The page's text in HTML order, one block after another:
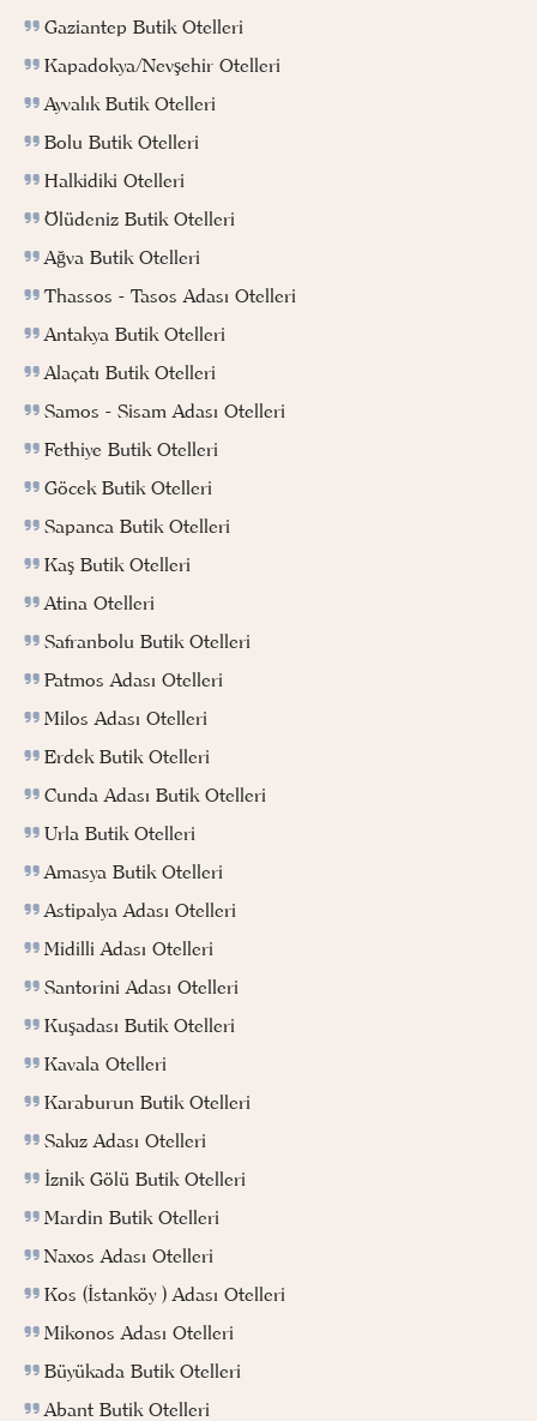
Gaziantep Butik Otelleri
Kapadokya/Nevşehir Otelleri
Ayvalık Butik Otelleri
Bolu Butik Otelleri
Halkidiki Otelleri
Ölüdeniz Butik Otelleri
Ağva Butik Otelleri
Thassos - Tasos Adası Otelleri
Antakya Butik Otelleri
Alaçatı Butik Otelleri
Samos - Sisam Adası Otelleri
Fethiye Butik Otelleri
Göcek Butik Otelleri
Sapanca Butik Otelleri
Kaş Butik Otelleri
Atina Otelleri
Safranbolu Butik Otelleri
Patmos Adası Otelleri
Milos Adası Otelleri
Erdek Butik Otelleri
Cunda Adası Butik Otelleri
Urla Butik Otelleri
Amasya Butik Otelleri
Astipalya Adası Otelleri
Midilli Adası Otelleri
Santorini Adası Otelleri
Kuşadası Butik Otelleri
Kavala Otelleri
Karaburun Butik Otelleri
Sakız Adası Otelleri
İznik Gölü Butik Otelleri
Mardin Butik Otelleri
Naxos Adası Otelleri
Kos (İstanköy ) Adası Otelleri
Mikonos Adası Otelleri
Büyükada Butik Otelleri
Abant Butik Otelleri